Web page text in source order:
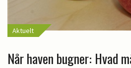
Aktuelt
Når haven bugner: Hvad